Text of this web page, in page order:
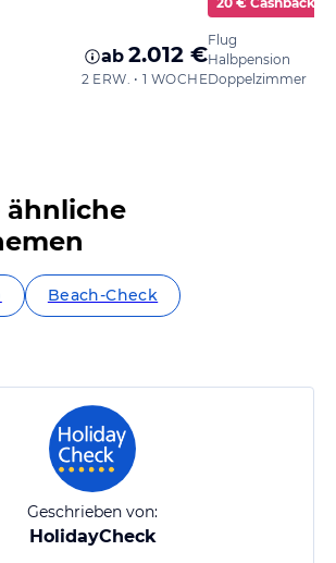
ab 2.012 €
2 ERW. • 1 WOCHE
Flug
Halbpension
Doppelzimmer
ähnliche
Beach-Check
Geschrieben von:
HolidayCheck